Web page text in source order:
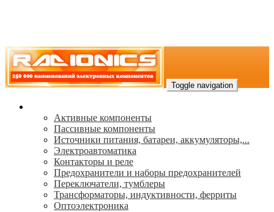
Toggle navigation
Активные компоненты
Пассивные компоненты
Источники питания, батареи, аккумуляторы,...
Электроавтоматика
Контакторы и реле
Предохранители и наборы предохранителей
Переключатели, тумблеры
Трансформаторы, индуктивности, ферриты
Oптоэлектроника